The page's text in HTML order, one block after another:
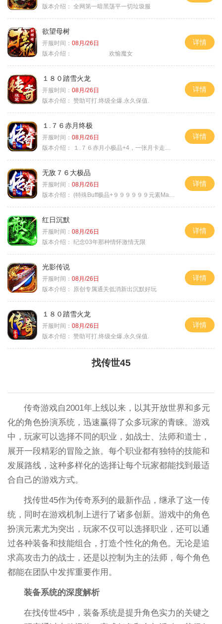
版本介绍： 全网第一暗黑荡平一切垃圾服
欲望母树
开服时间： 08月/26日
版本介绍：
欢愉魔女
详情
１８０踏雪火龙
开服时间： 08月/26日
版本介绍： 赞助可打.终级全爆.永久保值.
详情
１.７６赤月终极
开服时间： 08月/26日
版本介绍：
１.７６赤月小极品+4，一张月卡走天涯b
详情
无敌７６大极品
开服时间： 08月/26日
版本介绍： (特殊Buff极品+９９９９９９元素Max）
详情
红日沉默
开服时间： 08月/26日
版本介绍： 纪念03年那种情怀激情无限
详情
光影传说
开服时间： 08月/26日
版本介绍：
原创专属通关低消新出沉默好玩
详情
１８０踏雪火龙
开服时间： 08月/26日
版本介绍： 赞助可打.终级全爆.永久保值.
详情
找传世45
传奇游戏自2001年上线以来，以其开放世界和多元
化的角色扮演系统，迅速赢得了众多玩家的青睐。游戏
中，玩家可以选择不同的职业，如战士、法师和道士，
展开一段精彩的冒险之旅。每个职业都有独特的技能和
发展路线，这种多样化的选择让每个玩家都能找到最适
合自己的游戏方式。
找传世45作为传奇系列的最新作品，继承了这一传
统，同时在游戏机制上进行了诸多创新。游戏中的角色
扮演元素尤为突出，玩家不仅可以选择职业，还可以通
过各种装备和技能组合，打造个性化的角色。无论是追
求高攻击力的战士，还是以控制为主的法师，每个角色
都能在团队中发挥重要作用。
装备系统的深度解析
在找传世45中，装备系统是提升角色实力的关键之